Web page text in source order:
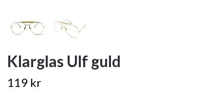
Klarglas Ulf guld
119 kr